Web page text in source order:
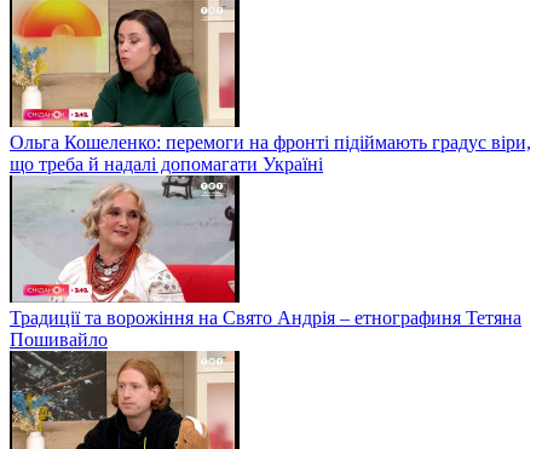
Ольга Кошеленко: перемоги на фронті підіймають градус віри,
що треба й надалі допомагати Україні
Традиції та ворожіння на Свято Андрія – етнографиня Тетяна
Пошивайло